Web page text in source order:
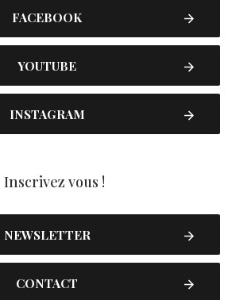
FACEBOOK
YOUTUBE
INSTAGRAM
Inscrivez vous !
NEWSLETTER
CONTACT